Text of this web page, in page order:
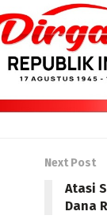
Next Post
Atasi
Dana